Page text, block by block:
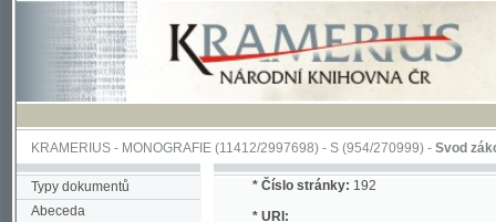
KRAMERIUS-MONOGRAFIE(11412/2997698) -S (954/270999)-Svod zákonův
Typy dokumentů
Abeceda
Výběr monografie
http://kramerius.nkp.cz/kramerius/